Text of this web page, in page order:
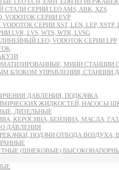
СЕРИИ LEO AMS, ABK, XZS
СЕРИИ EVP
СЕРИИ XST, LEN, LEP,
LVR, LVS, WTS, WTR, LVSG
LEO, VODOTOK СЕРИИ LPP
МИНИ
БЛОКОМ УПРАВЛЕНИЯ,
ДАВЛЕНИЯ, ПОДКАЧКА
ЖИДКОСТЕЙ, НАСОСЫ
ДИЗЕЛЬНЫЕ
КЕРОСИНА, БЕНЗИНА, МАСЛА,
ДАВЛЕНИЯ
ПОДАЧИ ОТВОДА ВОЗДУХА,
(ШНЕКОВЫЕ)